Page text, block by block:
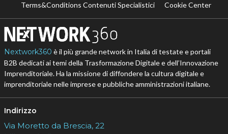
Terms&Conditions Contenuti Specialistici
Cookie Center
Nextwork360 è il più grande network in Italia di testate e portali
B2B dedicati ai temi della Trasformazione Digitale e dell’Innovazione
Imprenditoriale. Ha la missione di diffondere la cultura digitale e
imprenditoriale nelle imprese e pubbliche amministrazioni italiane.
Indirizzo
Via Moretto da Brescia, 22